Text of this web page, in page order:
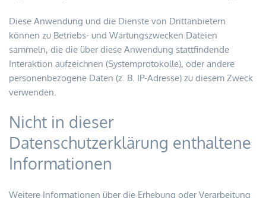
Diese Anwendung und die Dienste von Drittanbietern
können zu Betriebs- und Wartungszwecken Dateien
sammeln, die die über diese Anwendung stattfindende
Interaktion aufzeichnen (Systemprotokolle), oder andere
personenbezogene Daten (z. B. IP-Adresse) zu diesem Zweck
verwenden.
Nicht in dieser
Datenschutzerklärung enthaltene
Informationen
Weitere Informationen über die Erhebung oder Verarbeitung